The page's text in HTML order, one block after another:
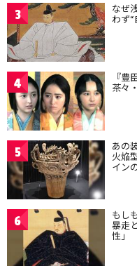
3 なぜ
わず
4 『豊
茶々
5 あの
火焔
イン
6 もし
暴走
性」